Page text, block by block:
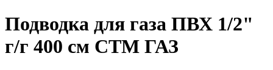
Подводка для газа ПВХ 1/2"
г/г 400 см СТМ ГАЗ